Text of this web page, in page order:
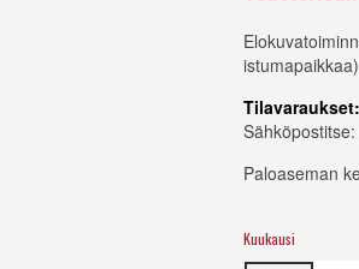
Tilavaraukset:
Paloaseman
Kuukausi